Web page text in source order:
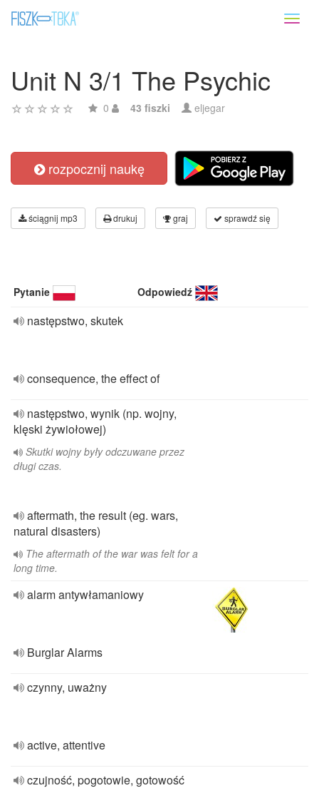
Unit N 3/1 The Psychic
0 43 fiszki eljegar
rozpocznij naukę
ściągnij mp3 drukuj graj sprawdź się
Pytanie Odpowiedź
następstwo, skutek
consequence, the effect of
następstwo, wynik (np. wojny,
klęski żywiołowej)
Skutki wojny były odczuwane przez
długi czas.
aftermath, the result (eg. wars,
natural disasters)
The aftermath of the war was felt for a
long time.
alarm antywłamaniowy
Burglar Alarms
czynny, uważny
active, attentive
czujność, pogotowie, gotowość